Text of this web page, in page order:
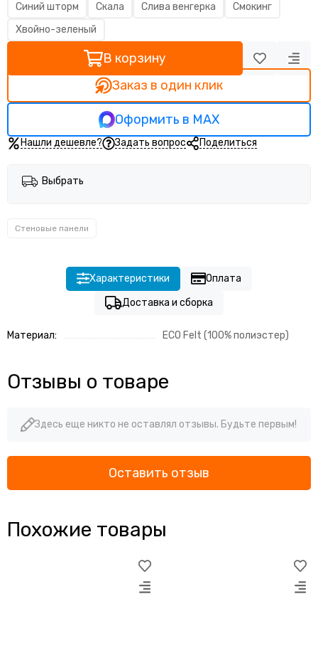
Синий шторм
Скала Слива венгерка
Смокинг
Хвойно-зеленый
В корзину
Заказ в один клик
Оформить в MAX
Нашли дешевле? Задать вопрос Поделиться
Выбрать
Стеновые панели
Характеристики
Оплата
Доставка и сборка
Материал: ECO Felt (100% полиэстер)
Отзывы о товаре
Здесь еще никто не оставлял отзывы. Будьте первым!
Оставить отзыв
Похожие товары